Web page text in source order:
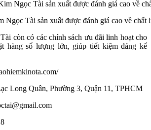
Ngọc Tài sản xuất được đánh giá cao về chất
còn có các chính sách ưu đãi linh hoạt cho
hàng số lượng lớn, giúp tiết kiệm đáng kể
Long Quân, Phường 3, Quận 11, TPHCM